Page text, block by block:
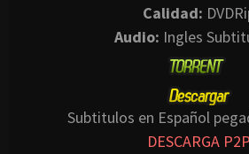
Calidad:
Audio: Ingles
Subtitulos en Español
DESCARGA P2P